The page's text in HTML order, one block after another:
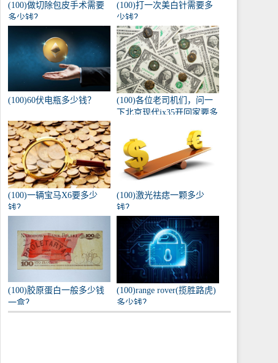
(100)做切除包皮手术需要
多少钱？
(100)打一次美白针需要多
少钱？
(100)60伏电瓶多少钱？
(100)各位老司机们，问一
下北京现代ix35开回家要多
(100)一辆宝马X6要多少
钱？
(100)激光祛痣一颗多少
钱？
(100)胶原蛋白一般多少钱
一盒？
(100)range rover(揽胜路虎)
多少钱？